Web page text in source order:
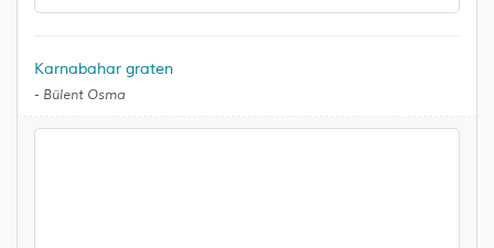
Karnabahar graten
- Bülent Osma